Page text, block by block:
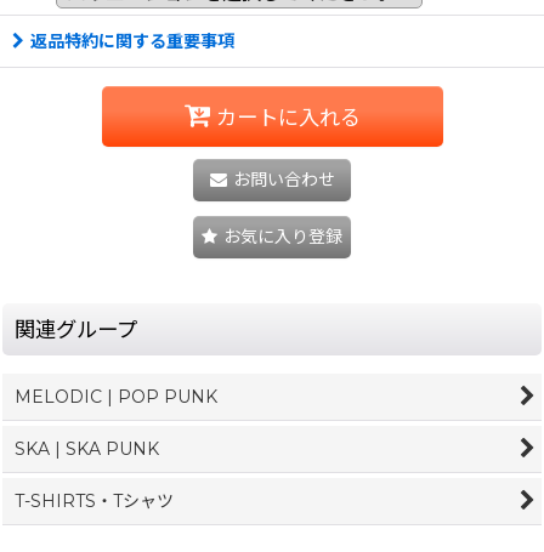
返品特約に関する重要事項
カートに入れる
お問い合わせ
お気に入り登録
関連グループ
MELODIC | POP PUNK
SKA | SKA PUNK
T-SHIRTS・Tシャツ